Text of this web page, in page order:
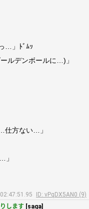
…」ﾄﾞﾑｯ
ルデンボールに…)」
仕方ない…」
」
ID: vPqDX5AN0 (9)
します [saga]